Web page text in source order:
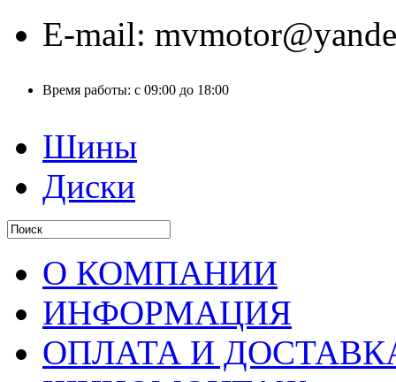
E-mail:
Время работы: с 09:00 до 18:00
Шины
Диски
О КОМПАНИИ
ИНФОРМАЦИЯ
ОПЛАТА И